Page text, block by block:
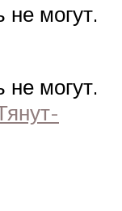
не могут.
не могут.